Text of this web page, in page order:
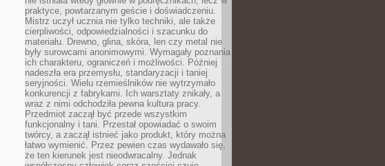
praktyce, powtarzanym geście i doświadczeniu.
Mistrz uczył ucznia nie tylko techniki, ale także
cierpliwości, odpowiedzialności i szacunku do
materiału. Drewno, glina, skóra, len czy metal nie
były surowcami anonimowymi. Wymagały poznania
ich charakteru, ograniczeń i możliwości. Później
nadeszła era przemysłu, standaryzacji i taniej
seryjności. Wielu rzemieślników nie wytrzymało
konkurencji z fabrykami. Ich warsztaty znikały, a
wraz z nimi odchodziła pewna kultura pracy.
Przedmiot zaczął być przede wszystkim
funkcjonalny i tani. Przestał opowiadać o swoim
twórcy, a zaczął istnieć jako produkt, który można
łatwo wymienić. Przez pewien czas wydawało się,
że ten kierunek jest nieodwracalny. Jednak